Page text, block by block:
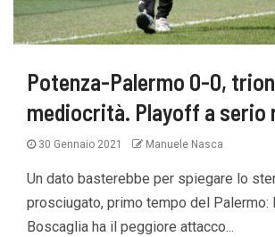
Potenza-Palermo 0-0,
mediocrità. Playoff a serio
30 Gennaio 2021 Manuele Nasca
Un dato basterebbe per spiegare lo
prosciugato, primo tempo del Palermo:
Boscaglia ha il peggiore attacco...